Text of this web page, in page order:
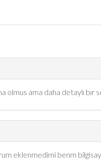
olmus ama daha detaylı bır
eklenmedimi benm